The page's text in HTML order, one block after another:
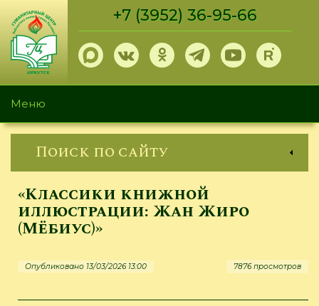
Перейти
основному
содержанию
+7 (3952) 36-95-66
Меню
Поиск по сайту
«Классики книжной
иллюстрации: Жан Жиро
(Мёбиус)»
Опубликовано 13/03/2026 13:00 7876 просмотров